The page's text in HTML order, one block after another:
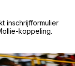
inschrijfformulier
koppeling.